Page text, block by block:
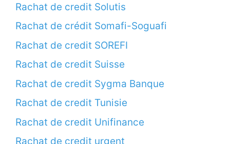
Rachat de credit Solutis
Rachat de crédit Somafi-Soguafi
Rachat de credit SOREFI
Rachat de credit Suisse
Rachat de credit Sygma Banque
Rachat de credit Tunisie
Rachat de credit Unifinance
Rachat de credit urgent